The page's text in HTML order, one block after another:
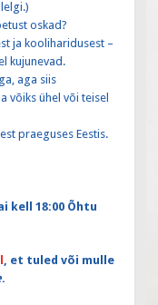
oskad?
ja kooliharidusest –
kujunevad.
aga siis
võiks ühel või teisel
praeguses Eestis.
kell 18:00 Õhtu
, et tuled või mulle
.